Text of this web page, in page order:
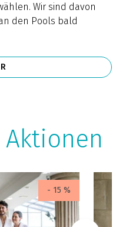
Wir sind davon
den Pools bald
- 15 %